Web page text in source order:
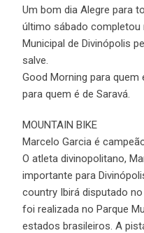
Um bom dia Alegre para
último sábado completou
Municipal de Divinópolis
salve.
Good Morning para quem
para quem é de Saravá.
MOUNTAIN BIKE
Marcelo Garcia é
O atleta divinopolitano,
importante para
country Ibirá disputado
foi realizada no Parque
estados brasileiros. A